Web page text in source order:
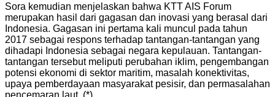
Sora kemudian menjelaskan bahwa KTT AIS Forum
merupakan hasil dari gagasan dan inovasi yang berasal dari
Indonesia. Gagasan ini pertama kali muncul pada tahun
2017 sebagai respons terhadap tantangan-tantangan yang
dihadapi Indonesia sebagai negara kepulauan. Tantangan-
tantangan tersebut meliputi perubahan iklim, pengembangan
potensi ekonomi di sektor maritim, masalah konektivitas,
upaya pemberdayaan masyarakat pesisir, dan permasalahan
pencemaran laut. (*)